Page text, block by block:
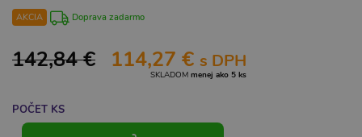
AKCIA Doprava zadarmo
142,84 € 114,27 € s DPH
SKLADOM menej ako 5 ks
POČET KS